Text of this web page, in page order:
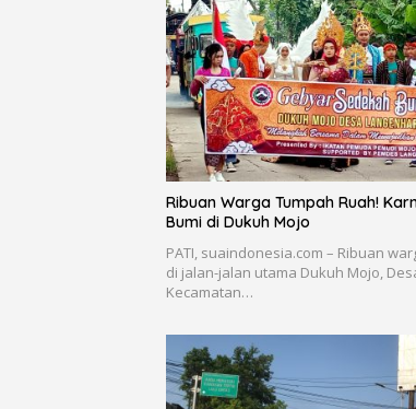
Ribuan Warga Tumpah Ruah!
Bumi di Dukuh Mojo
PATI, suaindonesia.com – Ribuan
di jalan-jalan utama Dukuh Mojo,
Kecamatan…